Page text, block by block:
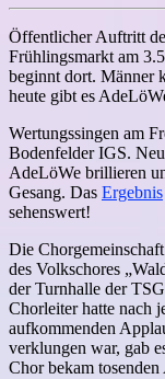
Öffentlicher Auftritt
Frühlingsmarkt am
beginnt dort. Männer
heute gibt es
Wertungssingen am
Bodenfelder IGS.
AdeLöWe brillieren
Gesang. Das Ergebnis
sehenswert!
Die
des Volkschores
der Turnhalle der
Chorleiter hatte nach
aufkommenden
verklungen war, gab
Chor bekam tosenden